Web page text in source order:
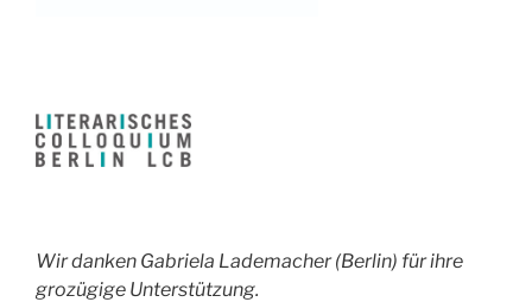
Wir danken Gabriela Lademacher (Berlin) für ihre
grozügige Unterstützung.